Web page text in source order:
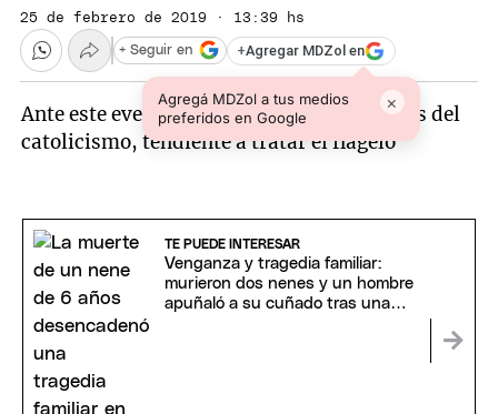
25 de febrero de 2019 · 13:39 hs
+Agregar MDZol en
Agregá MDZol a tus medios
preferidos en Google
×
+ Seguir en
Ante este evento llevado a cabo por jerarcas del
catolicismo, tendiente a tratar el flagelo
TE PUEDE INTERESAR
Venganza y tragedia familiar:
murieron dos nenes y un hombre
apuñaló a su cuñado tras una